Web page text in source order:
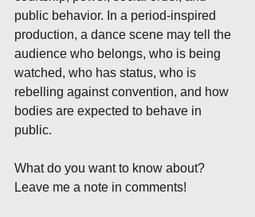
public behavior. In a period-inspired
production, a dance scene may tell the
audience who belongs, who is being
watched, who has status, who is
rebelling against convention, and how
bodies are expected to behave in
public.
What do you want to know about?
Leave me a note in comments!